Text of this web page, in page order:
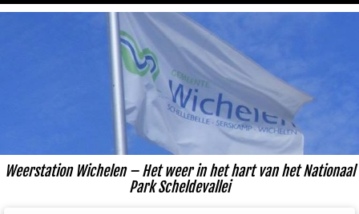
Ga
Weerstation Wichelen – Het weer in het hart van het Nationaal
Park Scheldevallei